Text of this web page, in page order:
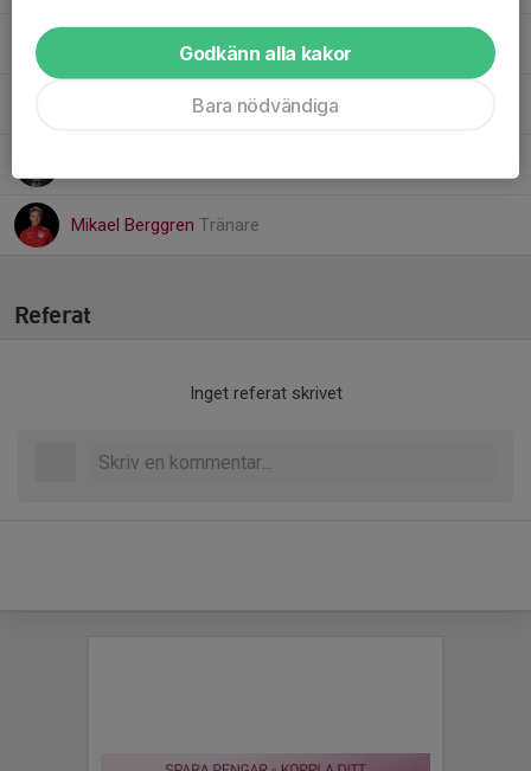
Målvaktsansvarig
Emelie AllanssonLedare
Mikael Berggren Tränare
Referat
Inget referat skrivet
Godkänn alla kakor
Bara nödvändiga